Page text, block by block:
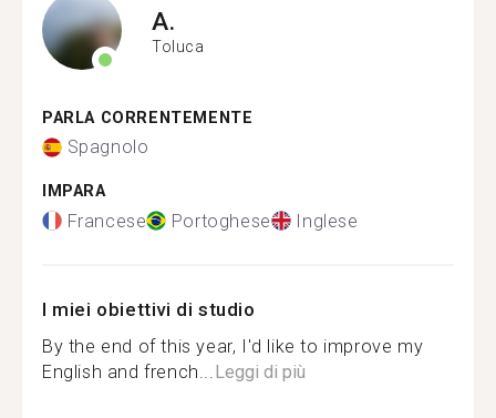
A.
Toluca
PARLA CORRENTEMENTE
Spagnolo
IMPARA
Francese Portoghese Inglese
I miei obiettivi di studio
By the end of this year, I'd like to improve my
English and french... Leggi di più